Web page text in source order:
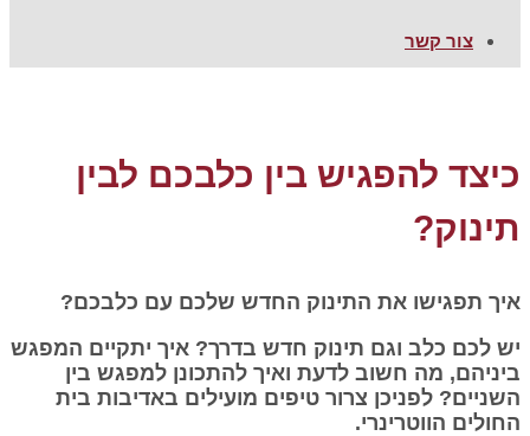
צור קשר
כיצד להפגיש בין כלבכם לבין
תינוק?
איך תפגישו את התינוק החדש שלכם עם כלבכם?
יש לכם כלב וגם תינוק חדש בדרך? איך יתקיים המפגש
ביניהם, מה חשוב לדעת ואיך להתכונן למפגש בין
השניים? לפניכן צרור טיפים מועילים באדיבות בית
החולים הווטרינרי.